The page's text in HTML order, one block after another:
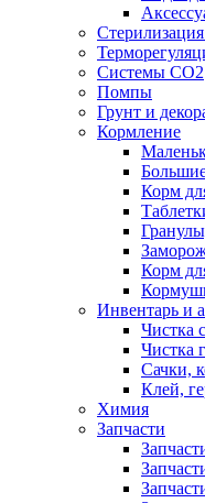
Системы СО2
Помпы
Грунт и
Кормление
Корм
Корм
Инвентарь и
Чистка
Чистка
Сачки,
Клей,
Химия
Запчасти